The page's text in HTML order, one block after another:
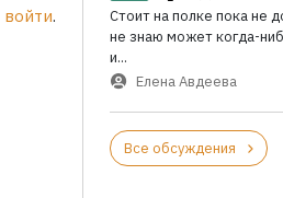
войти.
Стоит на полке пока не
не знаю может когда-
и...
Елена Авдеева
Все обсуждения